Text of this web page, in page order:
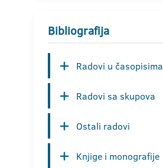
Bibliografija
Radovi u časopisima
Radovi sa skupova
Ostali radovi
Knjige i monografije